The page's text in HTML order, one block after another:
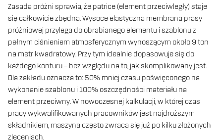
Zasada próżni sprawia, że patrice (element przeciwległy) staje
się całkowicie zbędna. Wysoce elastyczna membrana prasy
próżniowej przylega do obrabianego elementu i szablonu z
pełnym ciśnieniem atmosferycznym wynoszącym około 9 ton
na metr kwadratowy. Przy tym idealnie dopasowuje się do
każdego konturu – bez względu na to, jak skomplikowany jest.
Dla zakładu oznacza to: 50% mniej czasu poświęconego na
wykonanie szablonu i 100% oszczędności materiału na
element przeciwny. W nowoczesnej kalkulacji, w której czas
pracy wykwalifikowanych pracowników jest najdroższym
składnikiem, maszyna często zwraca się już po kilku złożonych
zleceniach.